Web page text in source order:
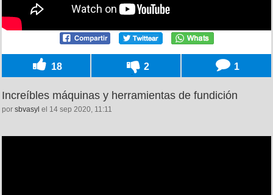
18 2 1
Increíbles máquinas y herramientas de fundición
por sbvasyl el 14 sep 2020, 11:11